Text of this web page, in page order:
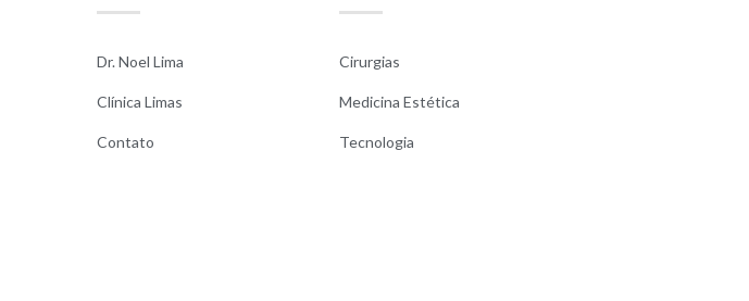
Dr. Noel Lima
Clínica Limas
Contato
Cirurgias
Medicina Estética
Tecnologia